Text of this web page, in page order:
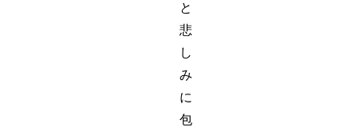
と
悲
し
み
に
包